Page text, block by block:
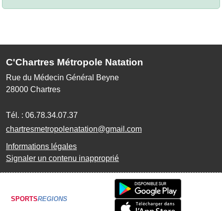
C'Chartres Métropole Natation
Rue du Médecin Général Beyne
28000 Chartres
Tél. : 06.78.34.07.37
chartresmetropolenatation@gmail.com
Informations légales
Signaler un contenu inapproprié
SPORTSREGIONS